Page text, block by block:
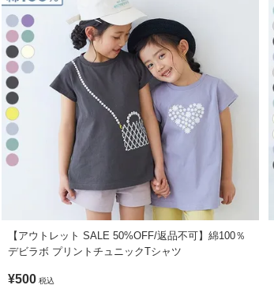
【アウトレット SALE 50%OFF/返品不可】綿100％
デビラボ プリントチュニックTシャツ
¥500 税込